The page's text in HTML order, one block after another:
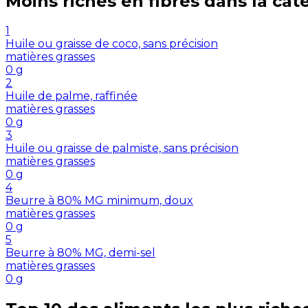
1
Huile ou graisse de coco, sans précision
matières grasses
0 g
2
Huile de palme, raffinée
matières grasses
0 g
3
Huile ou graisse de palmiste, sans précision
matières grasses
0 g
4
Beurre à 80% MG minimum, doux
matières grasses
0 g
5
Beurre à 80% MG, demi-sel
matières grasses
0 g